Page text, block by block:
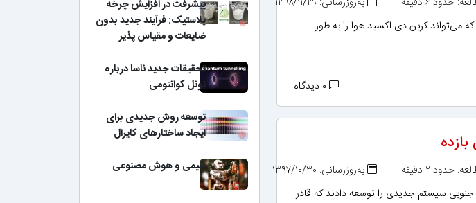
می‌تواند کربن دی اکسید هوا را به طور
حدود ۲ دقیقه
به‌روزرسانی: ۱۳۹۷/۱۰/۳۰
سیستم جدیدی را توسعه دادند که قادر
پیشرفت در افزایش چرخه
پلاستیک: فرآیند جدید بدون
ضایعات و مقیاس پذیر
تحقیقات جدید ناسا درباره
تونل کوانتومی
توسعه روش جدیدی برای
ایجاد ساختارهای کایرال
شیمی و هوش مصنوعی